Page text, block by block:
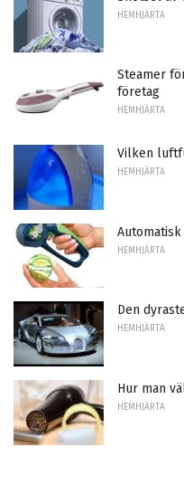
HEMHJÄRTA
Steamer
företag
HEMHJÄRTA
Vilken
HEMHJÄRTA
HEMHJÄRTA
Den
HEMHJÄRTA
Hur man
HEMHJÄRTA